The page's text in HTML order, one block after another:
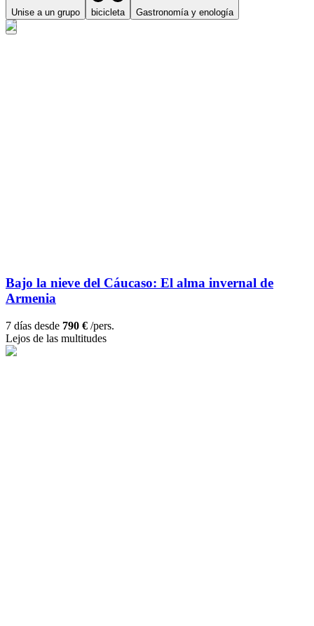
Unise a un grupo bicicleta Gastronomía y enología
Bajo la nieve del Cáucaso: El alma invernal de
Armenia
7 días desde 790 € /pers.
Lejos de las multitudes